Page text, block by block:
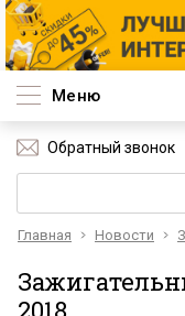
Меню
Обратный звонок
Главная Новости